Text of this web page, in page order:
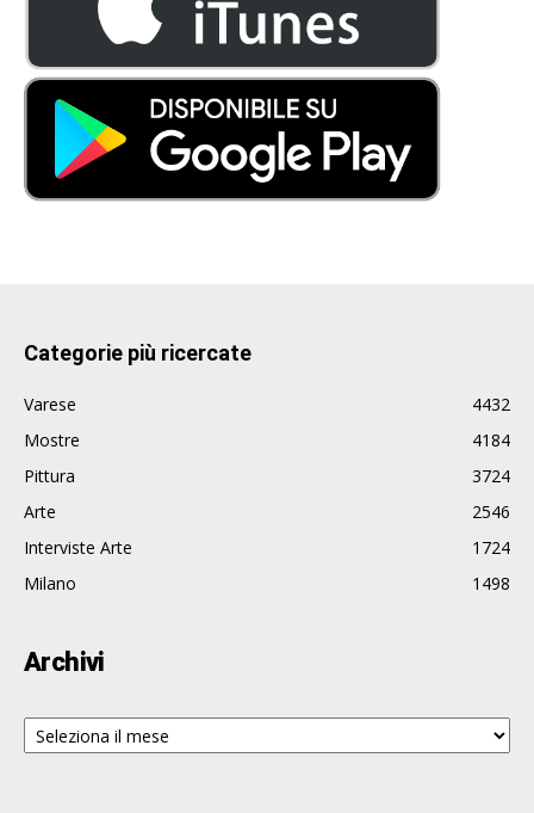
Categorie più ricercate
Varese
4432
Mostre
4184
Pittura
3724
Arte
2546
Interviste Arte
1724
Milano
1498
Archivi
Archivi